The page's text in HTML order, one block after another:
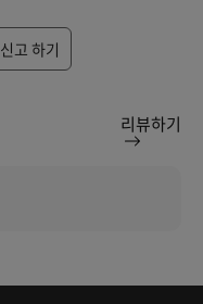
신고 하기
리뷰하기